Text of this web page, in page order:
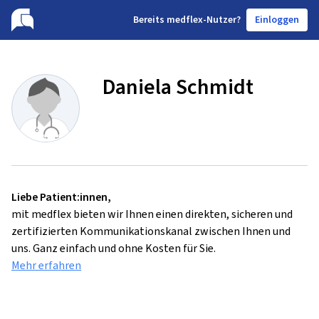
Bereits medflex-Nutzer? Einloggen
Daniela Schmidt
Liebe Patient:innen,
mit medflex bieten wir Ihnen einen direkten, sicheren und
zertifizierten Kommunikationskanal zwischen Ihnen und
uns. Ganz einfach und ohne Kosten für Sie.
Mehr erfahren